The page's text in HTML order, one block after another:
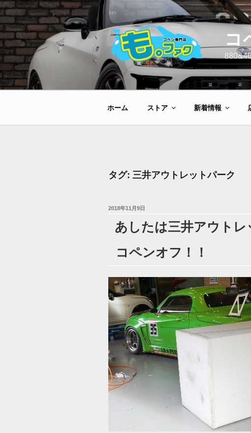
コ
ン
テ
ン
ツ
へ
ス
キ
コ
ホーム ストア 新着情報
タグ: 三井アウトレットパーク
投
2018年11月9日
あしたは三井アウト
コペンオフ！！